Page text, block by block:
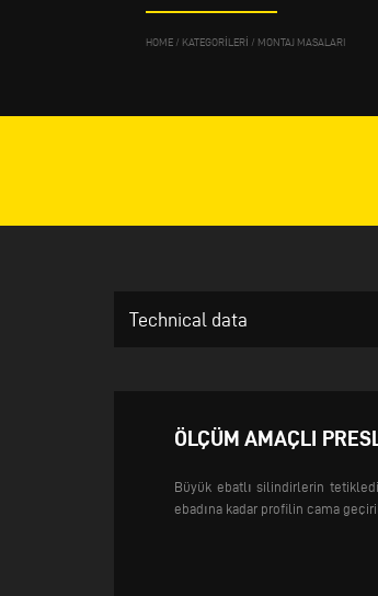
HOME/ KATEGORILERI / MONTAJ MASALARI
Technical data
ÖLÇÜM AMAÇLI
Büyük ebatlı silindirlerin
ebadına kadar profilin cama